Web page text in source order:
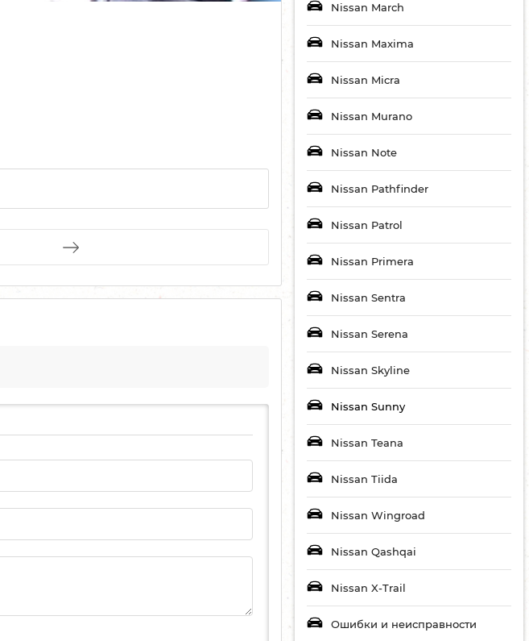
Nissan March
Nissan Maxima
Nissan Micra
Nissan Murano
Nissan Note
Nissan Pathfinder
Nissan Patrol
Nissan Primera
Nissan Sentra
Nissan Serena
Nissan Skyline
Nissan Sunny
Nissan Teana
Nissan Tiida
Nissan Wingroad
Nissan Qashqai
Nissan X-Trail
Ошибки и неисправности